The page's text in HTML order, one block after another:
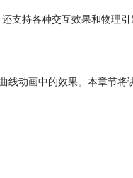
支持各种交互效果和物理
动画中的效果。本章节将